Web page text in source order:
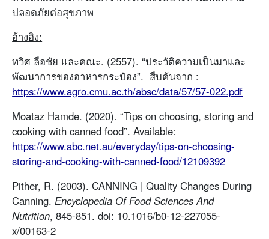
ปลอดภัยต่อสุขภาพ
อ้างอิง:
ทวิศ ลือชัย และคณะ. (2557). “ประวัติความเป็นมาและ
พัฒนาการของอาหารกระป๋อง”. สืบค้นจาก :
https://www.agro.cmu.ac.th/absc/data/57/57-022.pdf
Moataz Hamde. (2020). “Tips on choosing, storing and
cooking with canned food”. Available:
https://www.abc.net.au/everyday/tips-on-choosing-
storing-and-cooking-with-canned-food/12109392
Pither, R. (2003). CANNING | Quality Changes During
Canning.Encyclopedia Of Food Sciences And
Nutrition, 845-851. doi: 10.1016/b0-12-227055-
x/00163-2